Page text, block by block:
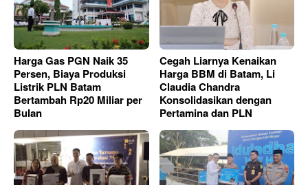
Harga Gas PGN Naik 35
Persen, Biaya Produksi
Listrik PLN Batam
Bertambah Rp20 Miliar per
Bulan
Cegah Liarnya Kenaikan
Harga BBM di Batam, Li
Claudia Chandra
Konsolidasikan dengan
Pertamina dan PLN